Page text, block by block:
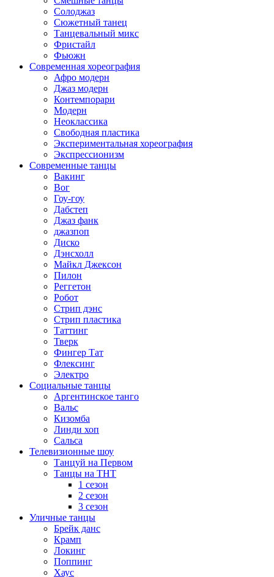
Солоджаз
Сюжетный танец
Танцевальный микс
Фристайл
Фьюжн
Современная хореография
Афро модерн
Джаз модерн
Контемпорари
Модерн
Неоклассика
Свободная пластика
Экспериментальная хореография
Экспрессионизм
Современные танцы
Вакинг
Вог
Гоу-гоу
Дабстеп
Джаз фанк
джазпоп
Диско
Дэнсхолл
Майкл Джексон
Пилон
Реггетон
Робот
Стрип дэнс
Стрип пластика
Таттинг
Тверк
Фингер Тат
Флексинг
Электро
Социальные танцы
Аргентинское танго
Вальс
Кизомба
Линди хоп
Сальса
Телевизионные шоу
Танцуй на Первом
Танцы на ТНТ
1 сезон
2 сезон
3 сезон
Уличные танцы
Брейк данс
Крамп
Локинг
Поппинг
Хаус